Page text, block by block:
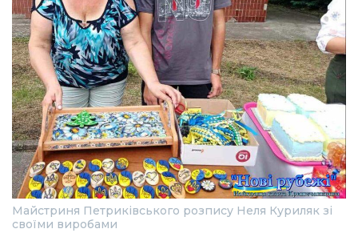
Майстриня Петриківського розпису Неля Куриляк зі
своїми виробами